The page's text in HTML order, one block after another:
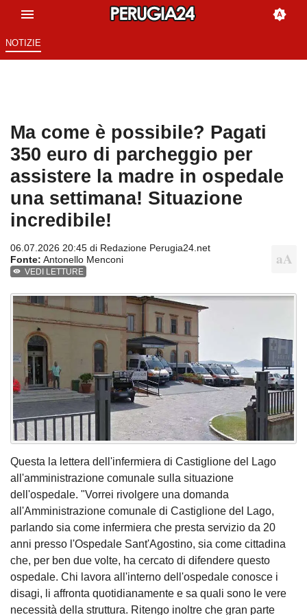
NOTIZIE
Ma come è possibile? Pagati
350 euro di parcheggio per
assistere la madre in ospedale
una settimana! Situazione
incredibile!
06.07.2026 20:45 di Redazione Perugia24.net
Fonte: Antonello Menconi
VEDI LETTURE
Questa la lettera dell'infermiera di Castiglione del Lago
all'amministrazione comunale sulla situazione
dell'ospedale. "Vorrei rivolgere una domanda
all'Amministrazione comunale di Castiglione del Lago,
parlando sia come infermiera che presta servizio da 20
anni presso l'Ospedale Sant'Agostino, sia come cittadina
che, per ben due volte, ha cercato di difendere questo
ospedale. Chi lavora all'interno dell'ospedale conosce i
disagi, li affronta quotidianamente e sa quali sono le vere
necessità della struttura. Ritengo inoltre che gran parte